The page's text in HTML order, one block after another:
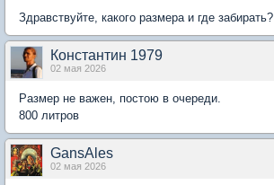
Здравствуйте, какого размера и где забирать?
Константин 1979
02 мая 2026
Размер не важен, постою в очереди.
800 литров
GansAles
02 мая 2026